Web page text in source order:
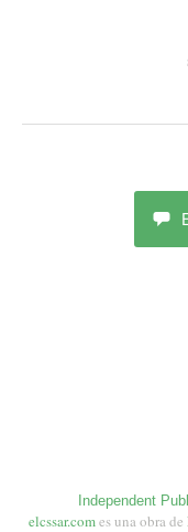
Independent
elcssar.comes una obra de